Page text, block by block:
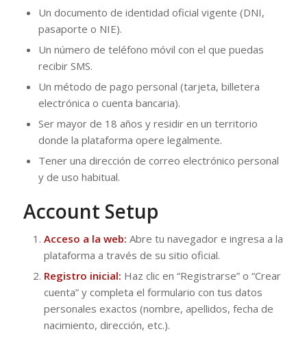
Un documento de identidad oficial vigente (DNI,
pasaporte o NIE).
Un número de teléfono móvil con el que puedas
recibir SMS.
Un método de pago personal (tarjeta, billetera
electrónica o cuenta bancaria).
Ser mayor de 18 años y residir en un territorio
donde la plataforma opere legalmente.
Tener una dirección de correo electrónico personal
y de uso habitual.
Account Setup
Acceso a la web: Abre tu navegador e ingresa a la
plataforma a través de su sitio oficial.
Registro inicial: Haz clic en “Registrarse” o “Crear
cuenta” y completa el formulario con tus datos
personales exactos (nombre, apellidos, fecha de
nacimiento, dirección, etc.).